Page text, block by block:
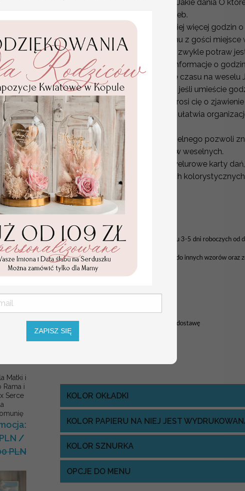
w
105.00
PLN
Matki i
Rama i
Serce
/
PLN
menu weselne sam podajesz Jakie dania O
dostosujemy do twoich potrzeb.
Waszego wesela podanie mniej więcej godzin
pozwala zaplanować każdemu z gości miejsce
mamy ograniczone miejsce a zwykle potraw
powinno lub może zawierać informacje o
ułatwi gościom zaplanowanie czasu na
niespodziankę Dobrze będzie jeśli umieście
napisem że o owej godzinie prosi cię o
niespodziankę menu weselne ułatwia
Różnorodna oferta menu weselnego pozwoli
Sali weselnej i dekoracji stołów weselnych.
W naszej ofercie znajdziesz welurowe karty
papierze w różnych wariantach
MENU WESELNE NA STÓŁ
Projekt do akceptacji wysyłamy w ciągu 3-5 dni roboczych od
Istnieje możliwość dopasowania menu do innych wzorów oraz
WYMIARY:ok. 11x21 cm
Usługa ekspress:
Dopłata 40% do wartości zamówienia
i realizacja w 7 dni roboczych + 48h na dostawę
KOLOR OKŁADKI
KOLOR PAPIERU NA NIEJ JEST
KOLOR SZNURKA
OPCJE DO MENU
ZAPISZ SIĘ